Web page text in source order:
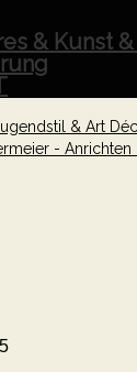
& Kunst
& Art
-